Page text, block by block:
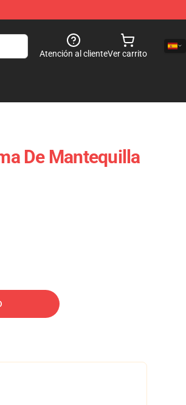
Atención al clienteVer carrito
De Mantequilla